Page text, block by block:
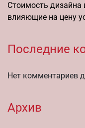
Стоимость дизайна
влияющие на цену
Последние
Нет комментариев
Архив